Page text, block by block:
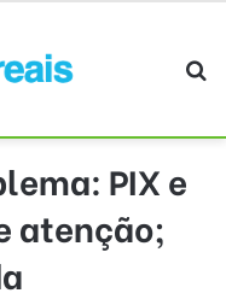
PIX e
atenção;